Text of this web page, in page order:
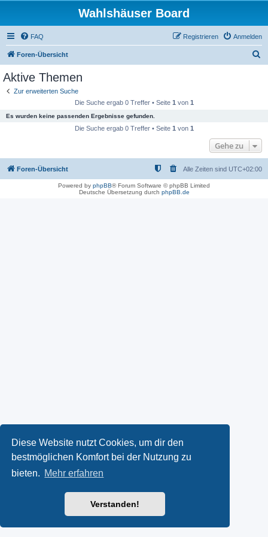
Diese Website nutzt Cookies, um dir den
bestmöglichen Komfort bei der Nutzung zu
bieten. Mehr erfahren
Verstanden!
Wahlshäuser Board
FAQ Anmelden
Registrieren
Foren-Übersicht
Aktive Themen
Zur erweiterten Suche
Die Suche ergab 0 Treffer • Seite 1 von 1
Es wurden keine passenden Ergebnisse gefunden.
Die Suche ergab 0 Treffer • Seite 1 von 1
Gehe zu
Foren-Übersicht Alle Zeiten sind UTC+02:00
Powered by phpBB® Forum Software © phpBB Limited
Deutsche Übersetzung durch phpBB.de